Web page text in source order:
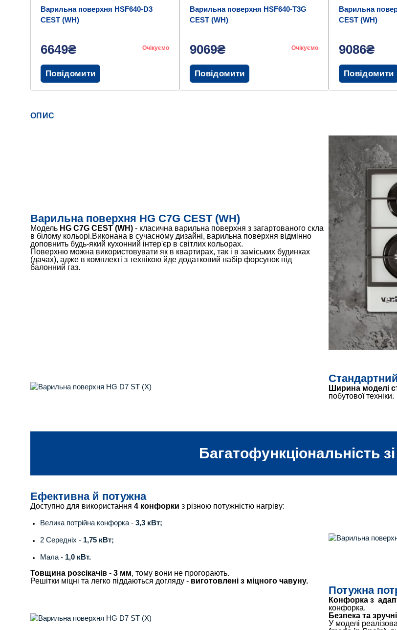
Варильна поверхня HSF640-D3
CEST (WH)
6649₴ Очікуємо
Повідомити
Варильна поверхня HSF640-T3G
CEST (WH)
9069₴ Очікуємо
Повідомити
Варильна
CEST (WH)
9086₴
Повідомити
ОПИС
Варильна поверхня HG C7G CEST (WH)
Модель HG C7G CEST (WH) - класична варильна поверхня з загартованого скла
в білому кольорі.Виконана в сучасному дизайні, варильна поверхня відмінно
доповнить будь-який кухонний інтер'єр в світлих кольорах.
Поверхню можна використовувати як в квартирах, так і в заміських будинках
(дачах), адже в комплекті з технікою йде додатковий набір форсунок під
балонний газ.
Ширина моделі
побутової техніки.
Багатофункціональність
Ефективна й потужна
Доступно для використання 4 конфорки з різною потужністю нагріву:
Велика потрійна конфорка - 3,3 кВт;
2 Середніх - 1,75 кВт;
Мала - 1,0 кВт.
Товщина розсікачів - 3 мм, тому вони не прогорають.
Решітки міцні та легко піддаються догляду - виготовлені з міцного чавуну.
Потужна
Конфорка з
конфорка.
Безпека та
У моделі